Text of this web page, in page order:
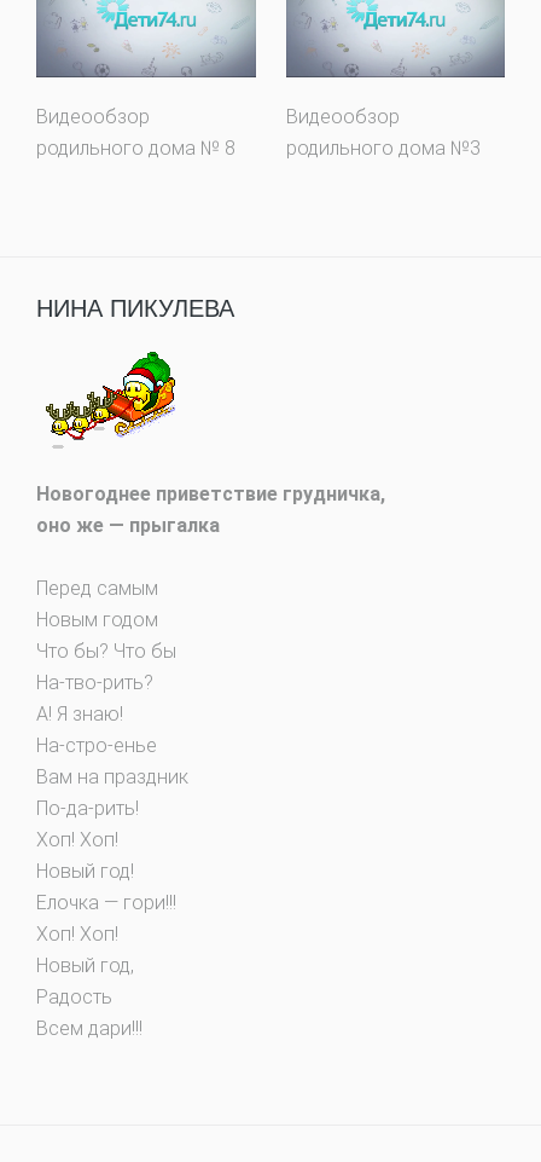
Видеообзор
родильного дома № 8
Видеообзор
родильного дома №3
НИНА ПИКУЛЕВА
Новогоднее приветствие грудничка,
оно же — прыгалка
Перед самым
Новым годом
Что бы? Что бы
На-тво-рить?
А! Я знаю!
На-стро-енье
Вам на праздник
По-да-рить!
Хоп! Хоп!
Новый год!
Елочка — гори!!!
Хоп! Хоп!
Новый год,
Радость
Всем дари!!!